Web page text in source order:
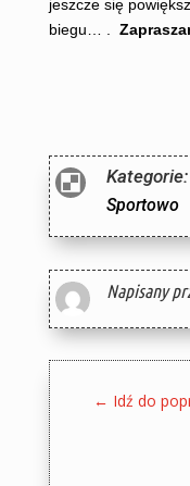
jeszcze się
biegu… .
 Kategorie:
Sportowo
Napisany
← Idź do